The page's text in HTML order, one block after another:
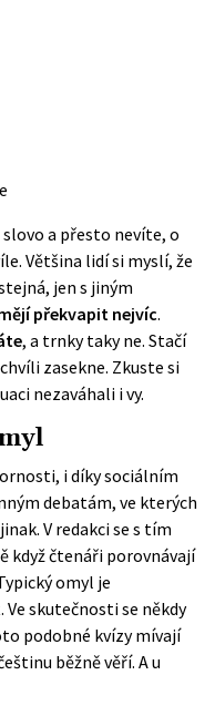
a přesto nevíte, o
Většina lidí si myslí, že
jen s jiným
překvapit nejvíc.
, a trnky taky ne. Stačí
zasekne. Zkuste si
nezaváhali i vy.
i díky sociálním
debatám, ve kterých
V redakci se s tím
když čtenáři porovnávají
omyl je
Ve skutečnosti se někdy
podobné kvízy mívají
běžně věří. A u